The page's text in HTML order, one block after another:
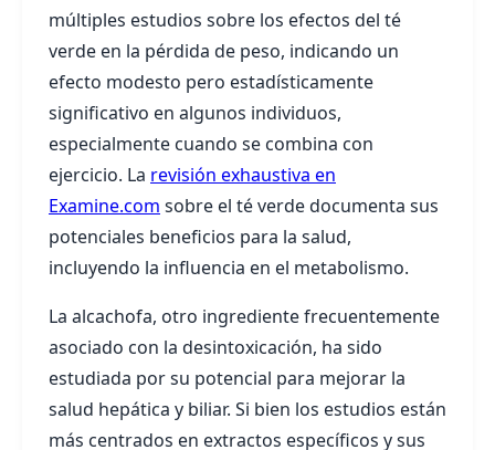
múltiples estudios sobre los efectos del té
verde en la pérdida de peso, indicando un
efecto modesto pero estadísticamente
significativo en algunos individuos,
especialmente cuando se combina con
ejercicio. La revisión exhaustiva en
Examine.com sobre el té verde documenta sus
potenciales beneficios para la salud,
incluyendo la influencia en el metabolismo.
La alcachofa, otro ingrediente frecuentemente
asociado con la desintoxicación, ha sido
estudiada por su potencial para mejorar la
salud hepática y biliar. Si bien los estudios están
más centrados en extractos específicos y sus